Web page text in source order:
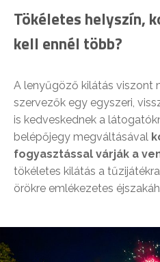
Tökéletes helyszín,
kell ennél több?
A lenyűgöző kilátás viszont
szervezők egy egyszeri,
is kedveskednek a
belépőjegy megváltásával
fogyasztással várják a
tökéletes kilátás a
örökre emlékezetes